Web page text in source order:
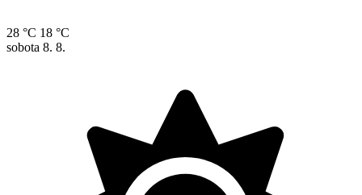
28 °C 18 °C
sobota 8. 8.